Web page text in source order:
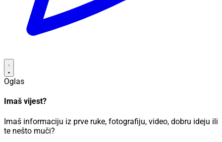
Oglas
Imaš vijest?
Imaš informaciju iz prve ruke, fotografiju, video, dobru ideju ili
te nešto muči?